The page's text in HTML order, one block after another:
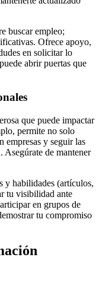
buscar empleo;
Ofrece apoyo,
en solicitar lo
abrir puertas que
que puede impactar
permite no solo
empresas y seguir las
Asegúrate de mantener
y habilidades (artículos,
tu visibilidad ante
en grupos de
tu compromiso